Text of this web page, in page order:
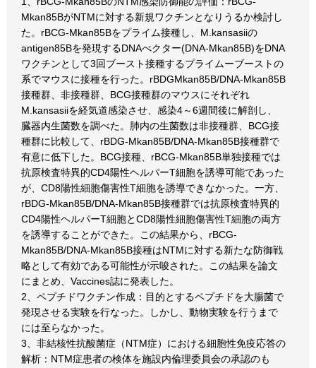
Mkan85BがNTMに対する新規ワクチンとなりうるか検討し
た。rBCG-Mkan85Bをプライム接種し、M.kansasiiの
antigen85Bを発現するDNAべクター(DNA-Mkan85B)をDNA
ワクチンとして3回ブースト接種するプライムーブーストの
系でマウスに接種を行った。rBDGMkan85B/DNA-Mkan85B
接種群、非接種群、BCG接種群のマウスにそれぞれ
M.kansasiiを経気道感染させ、感染4～6週間後に解剖し、
臓器内生菌数を調べた。肺内の生菌数は非接種群、BCG接
種群に比較して、rBDG-Mkan85B/DNA-Mkan85B接種群で
有意に低下した。BCG接種、rBCG-Mkan85B単独接種では
抗原検査特異的CD4陽性ヘルパーT細胞を誘導可能であった
が、CD8陽性細胞傷害性T細胞を誘導できなかった。一方、
rBDG-Mkan85B/DNA-Mkan85B接種群では抗原検査特異的
CD4陽性ヘルパーT細胞とCD8陽性細胞傷害性T細胞の両方
を誘導することができた。この結果から、rBCG-
Mkan85B/DNA-Mkan85B接種はNTMに対する新たな防御戦
略として有効である可能性が示唆された。この結果を論文
にまとめ、Vaccines誌に発表した。
2、ペプチドワクチン作成：目的とするペプチドを大腸菌で
発現させる実験を行なった。しかし、動物実験を行うまで
には至らなかった。
3、非結核性抗酸菌症（NTM症）における細胞性免疫応答の
解析：NTM症患者の検体を施設内倫理委員会の承認のも